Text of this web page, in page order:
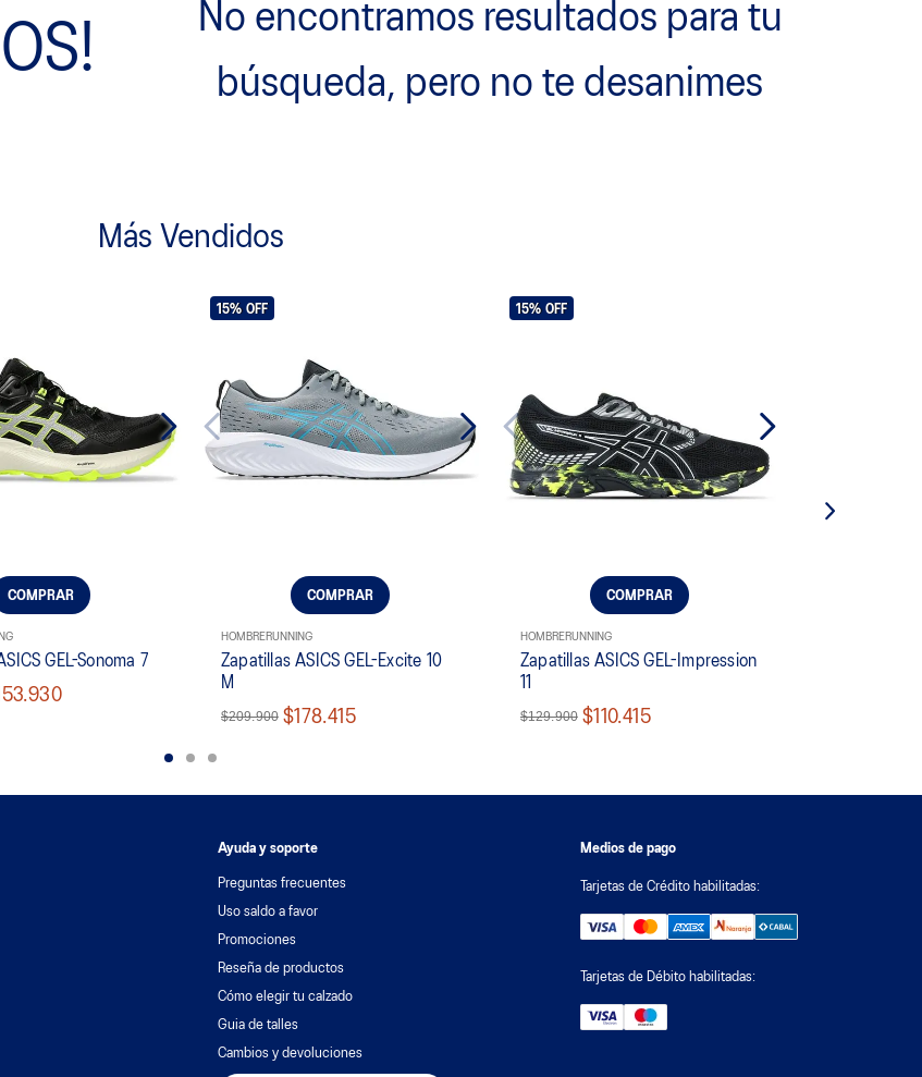
No encontramos resultados para tu
búsqueda, pero no te desanimes
Más Vendidos
COMPRAR
GEL-Sonoma 7
COMPRAR
HOMBRE RUNNING
Zapatillas ASICS GEL-Excite 10
M
$209.900 $178.415
15% OFF
COMPRAR
HOMBRE RUNNING
Zapatillas ASICS GEL-Impression
$129.900 $110.415
15% OFF
Ayuda y soporte
Preguntas frecuentes
Uso saldo a favor
Promociones
Reseña de productos
Cómo elegir tu calzado
Guia de talles
Cambios y devoluciones
Medios de pago
Tarjetas de Crédito habilitadas:
Tarjetas de Débito habilitadas: